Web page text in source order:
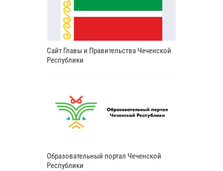
Сайт Главы и Правительства Чеченской
Республики
Образовательный портал Чеченской
Республики